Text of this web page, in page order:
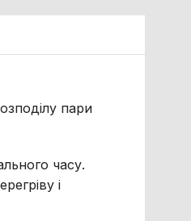
пари
часу.
і